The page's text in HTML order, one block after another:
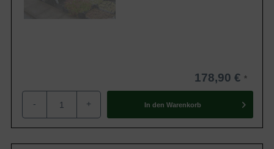
178,90 €
- + In den Warenkorb